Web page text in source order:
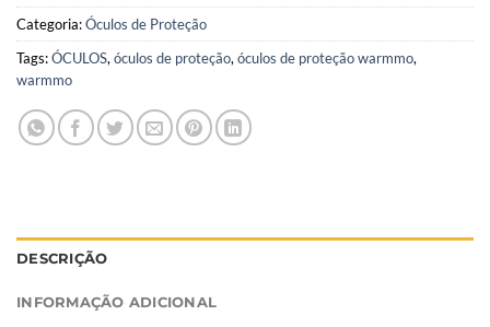
Categoria:Óculos de Proteção
Tags:ÓCULOS, óculos de proteção, óculos de proteção warmmo,
warmmo
DESCRIÇÃO
INFORMAÇÃO ADICIONAL